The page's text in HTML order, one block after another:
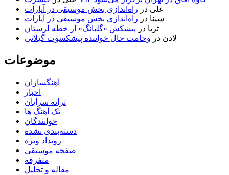
علی در راه‌اندازی بخش موسیقی در آپارات
سینا در راه‌اندازی بخش موسیقی در آپارات
ثریا در پیشکش «گلبانگ» از خطه لرستان
لادن در وخامت حال خواننده پیشکسوت گیلانی
موضوعات
آهنگسازان
اخبار
ترانه سرایان
تک آهنگ ها
خوانندگان
دسته‌بندی نشده
رویداد ویژه
صفحه موسیقی
متفرقه
مقاله و تحلیل